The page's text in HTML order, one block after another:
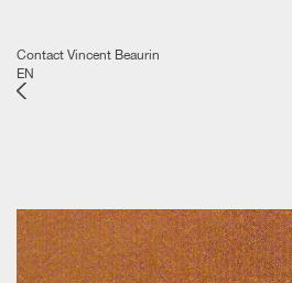
Contact Vincent Beaurin
EN